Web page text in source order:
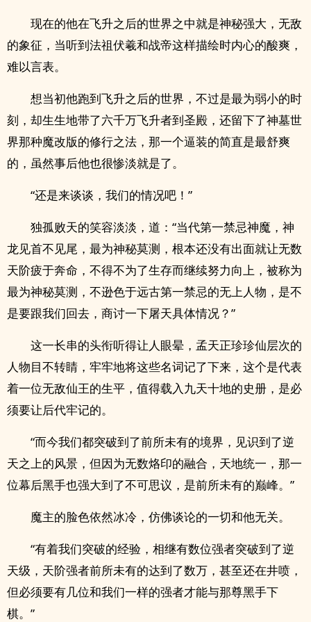
现在的他在飞升之后的世界之中就是神秘强大，无敌
的象征，当听到法祖伏羲和战帝这样描绘时内心的酸爽，
难以言表。
想当初他跑到飞升之后的世界，不过是最为弱小的时
刻，却生生地带了六千万飞升者到圣殿，还留下了神墓世
界那种魔改版的修行之法，那一个逼装的简直是最舒爽
的，虽然事后他也很惨淡就是了。
“还是来谈谈，我们的情况吧！”
独孤败天的笑容淡淡，道：“当代第一禁忌神魔，神
龙见首不见尾，最为神秘莫测，根本还没有出面就让无数
天阶疲于奔命，不得不为了生存而继续努力向上，被称为
最为神秘莫测，不逊色于远古第一禁忌的无上人物，是不
是要跟我们回去，商讨一下屠天具体情况？”
这一长串的头衔听得让人眼晕，孟天正珍珍仙层次的
人物目不转睛，牢牢地将这些名词记了下来，这个是代表
着一位无敌仙王的生平，值得载入九天十地的史册，是必
须要让后代牢记的。
“而今我们都突破到了前所未有的境界，见识到了逆
天之上的风景，但因为无数烙印的融合，天地统一，那一
位幕后黑手也强大到了不可思议，是前所未有的巅峰。”
魔主的脸色依然冰冷，仿佛谈论的一切和他无关。
“有着我们突破的经验，相继有数位强者突破到了逆
天级，天阶强者前所未有的达到了数万，甚至还在井喷，
但必须要有几位和我们一样的强者才能与那尊黑手下
棋。”